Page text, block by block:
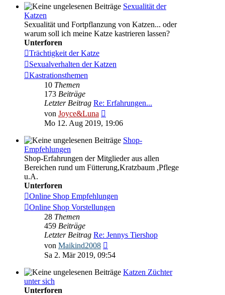
Sexualität der
Katzen
Sexualität und Fortpflanzung von Katzen... oder
warum soll ich meine Katze kastrieren lassen?
Unterforen
Trächtigkeit der Katze
Sexualverhalten der Katzen
Kastrationsthemen
10 Themen
173 Beiträge
Letzter Beitrag Re: Erfahrungen...
von Joyce&Luna
Beitrag
Mo 12. Aug 2019, 19:06
Shop-
Empfehlungen
Shop-Erfahrungen der Mitglieder aus allen
Bereichen rund um Fütterung,Kratzbaum ,Pflege
u.A.
Unterforen
Online Shop Empfehlungen
Online Shop Vorstellungen
28 Themen
459 Beiträge
Letzter Beitrag Re: Jennys Tiershop
von Maikind2008
Beitrag
Sa 2. Mär 2019, 09:54
Katzen Züchter
unter sich
Unterforen